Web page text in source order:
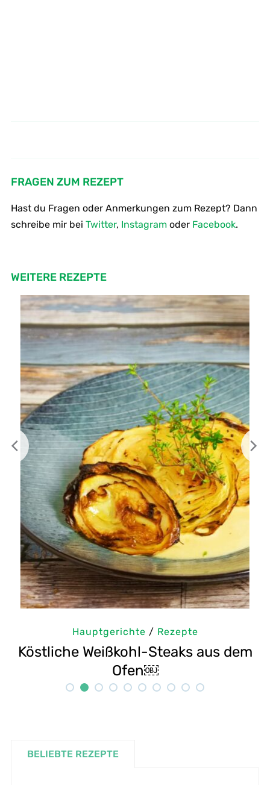
FRAGEN ZUM REZEPT
Hast du Fragen oder Anmerkungen zum Rezept? Dann
schreibe mir bei Twitter, Instagramoder Facebook.
WEITERE REZEPTE
Hauptgerichte / Rezepte
Köstliche Weißkohl-Steaks aus dem
Ofen￼
BELIEBTE REZEPTE